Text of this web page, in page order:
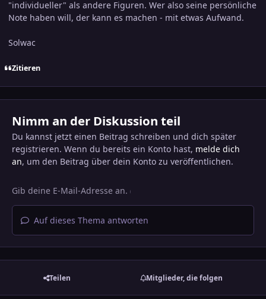
"individueller" als andere Figuren. Wer also seine persönliche
Note haben will, der kann es machen - mit etwas Aufwand.
Solwac
Zitieren
Nimm an der Diskussion teil
Du kannst jetzt einen Beitrag schreiben und dich später
registrieren. Wenn du bereits ein Konto hast, melde dich
an, um den Beitrag über dein Konto zu veröffentlichen.
Auf dieses Thema antworten
Teilen Mitglieder, die folgen